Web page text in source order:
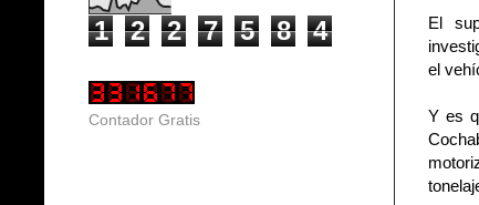
El
el
Y es
1 2 2 7 5 8 4
Contador Gratis